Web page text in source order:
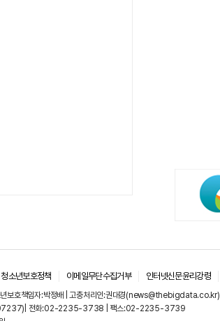
청소년보호정책 이메일무단수집거부 인터넷신문윤리강령
보호책임자:박정배 | 고충처리인:권대경(news@thebigdata.co.kr)
호:07237)| 전화:02-2235-3738 | 팩스:02-2235-3739